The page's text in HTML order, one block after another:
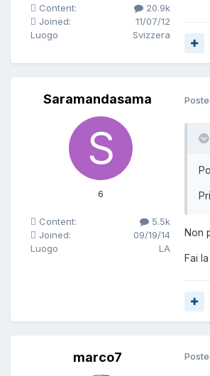
Content:
20.9k
Joined:
11/07/12
Luogo
Svizzera
Saramandasama
6
Content:
5.5k
Joined:
09/19/14
Luogo
LA
Non
Fai
marco7